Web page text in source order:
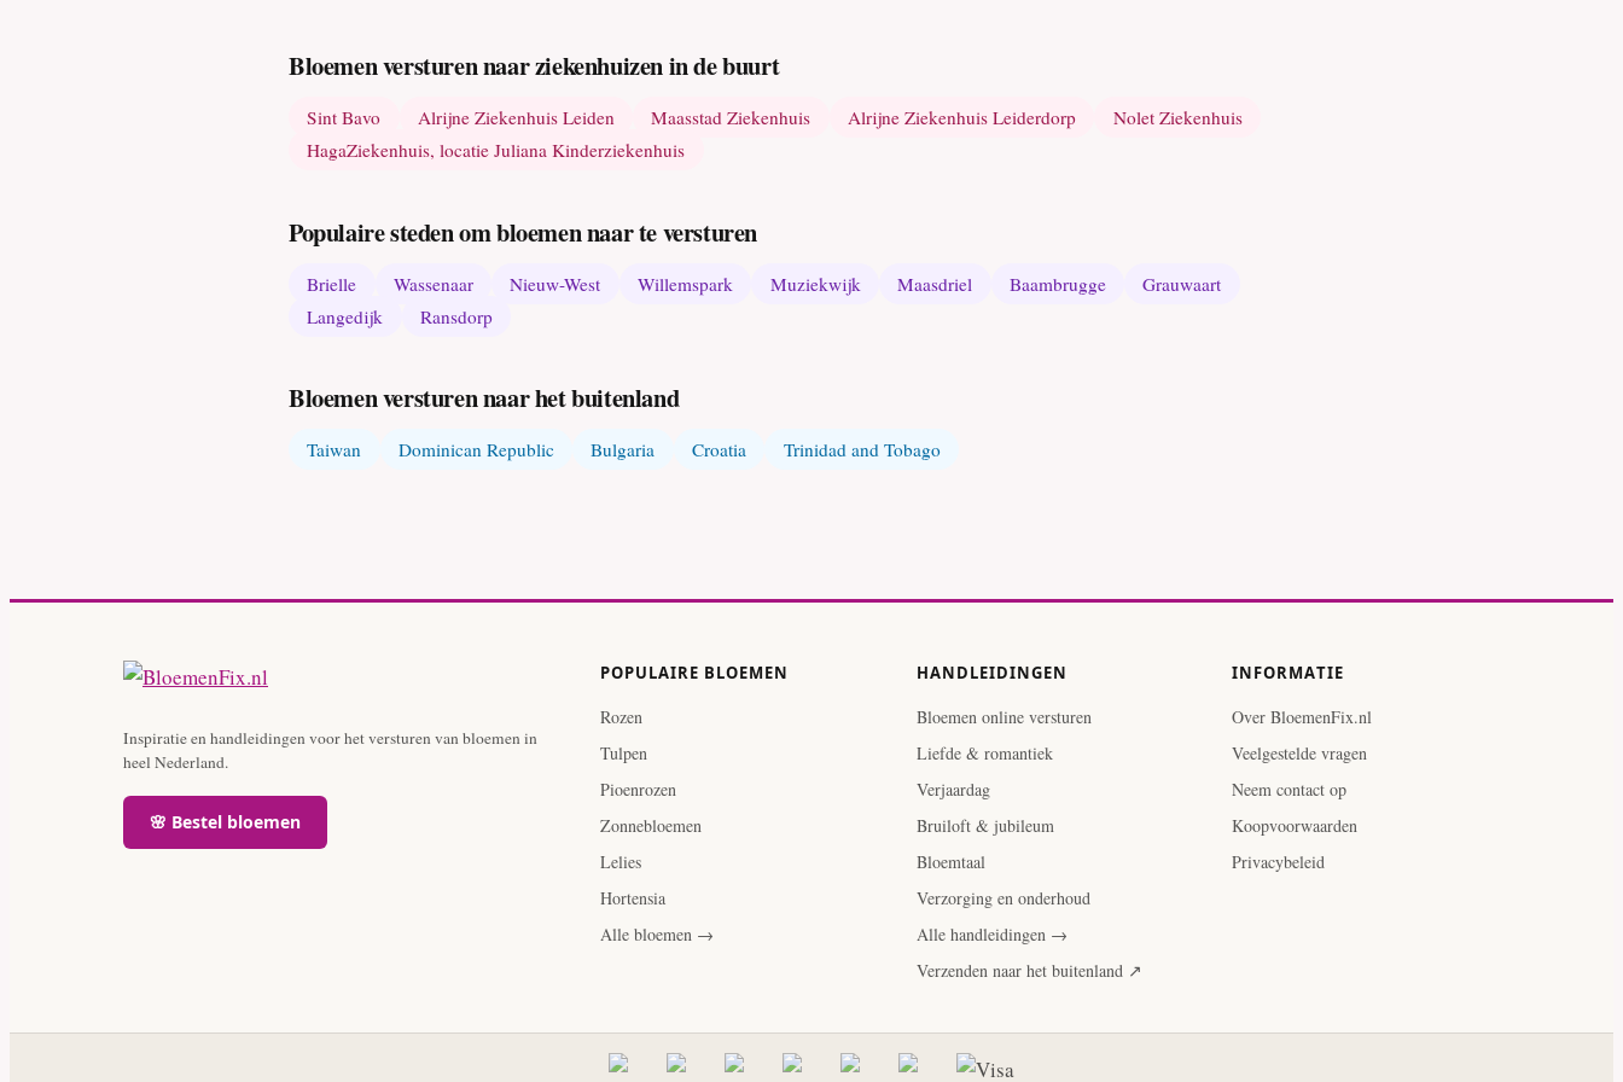
Bloemen versturen naar ziekenhuizen in de buurt
Sint Bavo Alrijne Ziekenhuis Leiden Maasstad Ziekenhuis Alrijne Ziekenhuis Leiderdorp
Nolet Ziekenhuis
HagaZiekenhuis, locatie Juliana Kinderziekenhuis
Populaire steden om bloemen naar te versturen
Brielle Wassenaar Nieuw-West Willemspark Muziekwijk Maasdriel Baambrugge
Grauwaart
Langedijk
Ransdorp
Bloemen versturen naar het buitenland
Taiwan Dominican Republic Bulgaria Croatia Trinidad and Tobago
Inspiratie en handleidingen voor het versturen van bloemen in
heel Nederland.
🌸 Bestel bloemen
POPULAIRE BLOEMEN
Rozen
Tulpen
Pioenrozen
Zonnebloemen
Lelies
Hortensia
Alle bloemen →
HANDLEIDINGEN
Bloemen online versturen
Liefde & romantiek
Verjaardag
Bruiloft & jubileum
Bloemtaal
Verzorging en onderhoud
Alle handleidingen →
Verzenden naar het buitenland ↗
INFORMATIE
Over BloemenFix.nl
Veelgestelde vragen
Neem contact op
Koopvoorwaarden
Privacybeleid